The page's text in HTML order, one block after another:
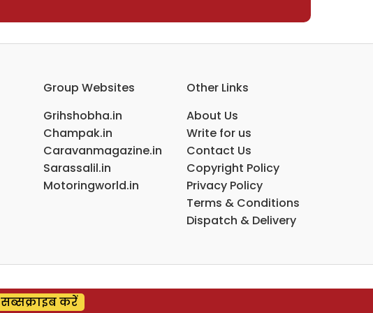
Group Websites
Grihshobha.in
Champak.in
Caravanmagazine.in
Sarassalil.in
Motoringworld.in
Other Links
About Us
Write for us
Contact Us
Copyright Policy
Privacy Policy
Terms & Conditions
Dispatch & Delivery
सब्सक्राइब करें